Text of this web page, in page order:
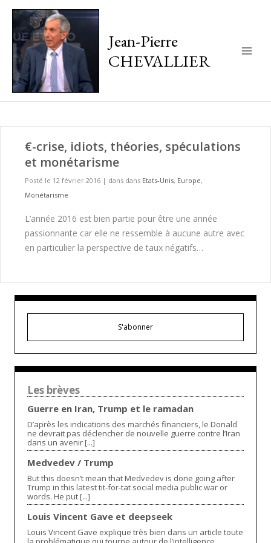
Jean-Pierre
CHEVALLIER
€-crise, idiots, théories, spéculations
et monétarisme
Posté le 12 février 2016 | dans dans Etats-Unis, Europe,
Monétarisme
L’année 2016 est bien partie pour être une année
passionnante car elle ne ressemble à aucune autre avec
en particulier la perspective de taux négatifs…
S'abonner
Les brèves
Guerre en Iran, Trump et le ramadan
D’après les indications des marchés financiers, le Donald
ne devrait pas déclencher de nouvelle guerre contre l’Iran
dans un avenir [...]
Medvedev / Trump
But this doesn’t mean that Medvedev is done going after
Trump in this latest tit-for-tat social media public war or
words. He put [...]
Louis Vincent Gave et deepseek
Louis Vincent Gave explique très bien dans un article toute